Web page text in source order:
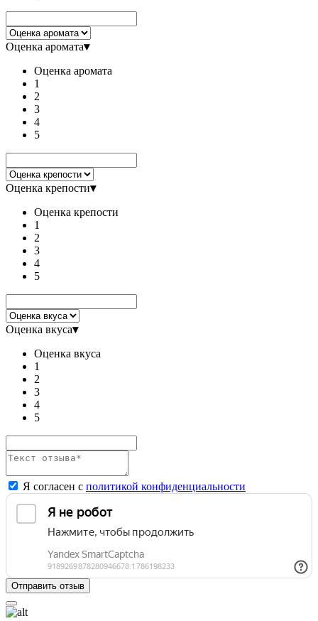
Оценка аромата▾
Оценка аромата
1
2
3
4
5
Оценка крепости▾
Оценка крепости
1
2
3
4
5
Оценка вкуса▾
Оценка вкуса
1
2
3
4
5
Я согласен с политикой конфиденциальности